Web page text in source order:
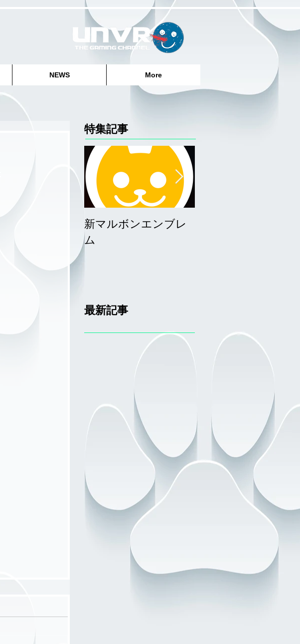
NEWS More
特集記事
新マルボンエンブレ
ム
最新記事